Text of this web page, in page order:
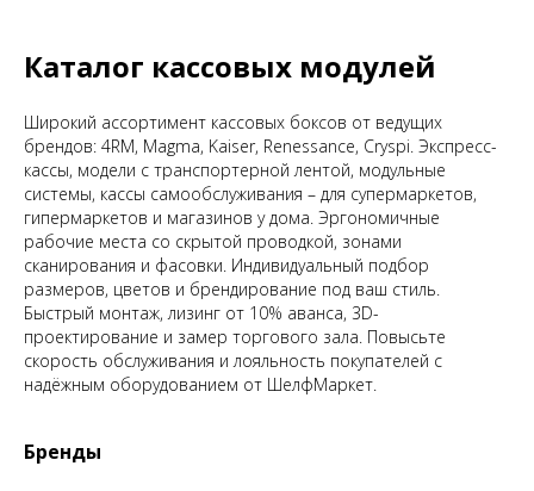
Каталог кассовых модулей
Широкий ассортимент кассовых боксов от ведущих
брендов: 4RM, Magma, Kaiser, Renessance, Cryspi. Экспресс-
кассы, модели с транспортерной лентой, модульные
системы, кассы самообслуживания – для супермаркетов,
гипермаркетов и магазинов у дома. Эргономичные
рабочие места со скрытой проводкой, зонами
сканирования и фасовки. Индивидуальный подбор
размеров, цветов и брендирование под ваш стиль.
Быстрый монтаж, лизинг от 10% аванса, 3D-
проектирование и замер торгового зала. Повысьте
скорость обслуживания и лояльность покупателей с
надёжным оборудованием от ШелфМаркет.
Бренды